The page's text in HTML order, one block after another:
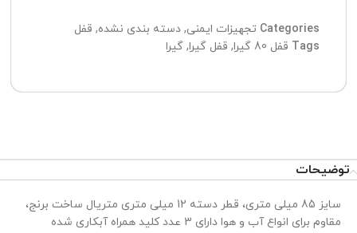
Categories تجهیزات ایمنی, دسته بندی نشده, قفل
Tags قفل 80 گیرا , قفل گیرا, گیرا
توضیحات
سایز 85 میلی متری، قطر دسته 12 میلی متری متریال ساخت برنج،
مقاوم برای انواع آب و هوا دارای 3 عدد کلید همراه آبکاری شده